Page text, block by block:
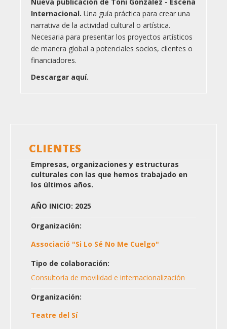
Internacional. Una guía práctica para crear una
narrativa de la actividad cultural o artística.
Necesaria para presentar los proyectos artísticos
de manera global a potenciales socios, clientes o
financiadores.
Descargar aquí.
CLIENTES
Empresas, organizaciones y estructuras
culturales con las que hemos trabajado en
los últimos años.
AÑO INICIO: 2025
Organización:
Associació "Si Lo Sé No Me Cuelgo"
Tipo de colaboración:
Consultoría de movilidad e internacionalización
Organización:
Teatre del Sí